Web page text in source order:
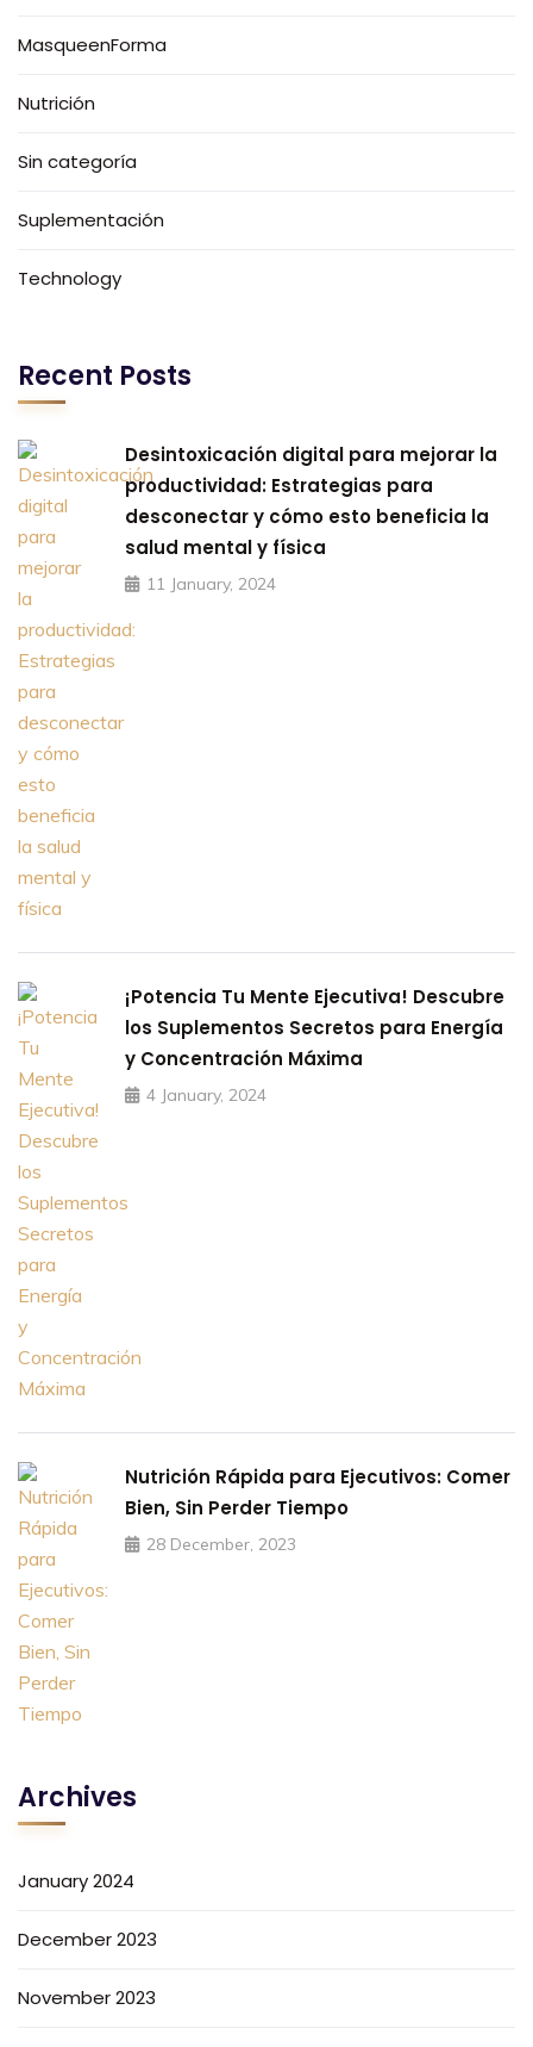
MasqueenForma
Nutrición
Sin categoría
Suplementación
Technology
Recent Posts
Desintoxicación digital para mejorar la
productividad: Estrategias para
desconectar y cómo esto beneficia la
salud mental y física
11 January, 2024
¡Potencia Tu Mente Ejecutiva! Descubre
los Suplementos Secretos para Energía
y Concentración Máxima
4 January, 2024
Nutrición Rápida para Ejecutivos: Comer
Bien, Sin Perder Tiempo
28 December, 2023
Archives
January 2024
December 2023
November 2023